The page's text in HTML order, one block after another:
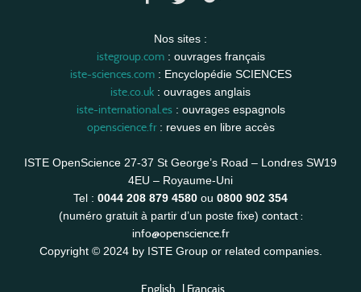
Nos sites :
istegroup.com: ouvrages français
iste-sciences.com: Encyclopédie SCIENCES
iste.co.uk : ouvrages anglais
iste-international.es: ouvrages espagnols
openscience.fr: revues en libre accès
ISTE OpenScience 27-37 St George’s Road – Londres SW19
4EU – Royaume-Uni
Tel : 0044 208 879 4580 ou 0800 902 354
(numéro gratuit à partir d’un poste fixe) contact :
info@openscience.fr
Copyright © 2024 by ISTE Group or related companies.
English | Français